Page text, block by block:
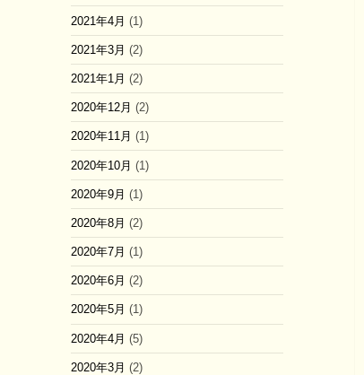
2021年4月 (1)
2021年3月 (2)
2021年1月 (2)
2020年12月 (2)
2020年11月 (1)
2020年10月 (1)
2020年9月 (1)
2020年8月 (2)
2020年7月 (1)
2020年6月 (2)
2020年5月 (1)
2020年4月 (5)
2020年3月 (2)